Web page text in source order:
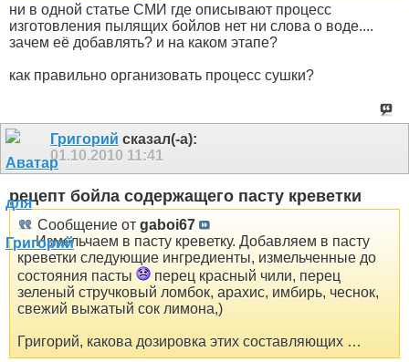
ни в одной статье СМИ где описывают процесс
изготовления пылящих бойлов нет ни слова о воде....
зачем её добавлять? и на каком этапе?
как правильно организовать процесс сушки?
Григорий сказал(-а):
01.10.2010 11:41
рецепт бойла содержащего пасту креветки
Сообщение от gaboi67
… Измельчаем в пасту креветку. Добавляем в пасту
креветки следующие ингредиенты, измельченные до
состояния пасты
перец красный чили, перец
зеленый стручковый ломбок, арахис, имбирь, чеснок,
свежий выжатый сок лимона,)
Григорий, какова дозировка этих составляющих …